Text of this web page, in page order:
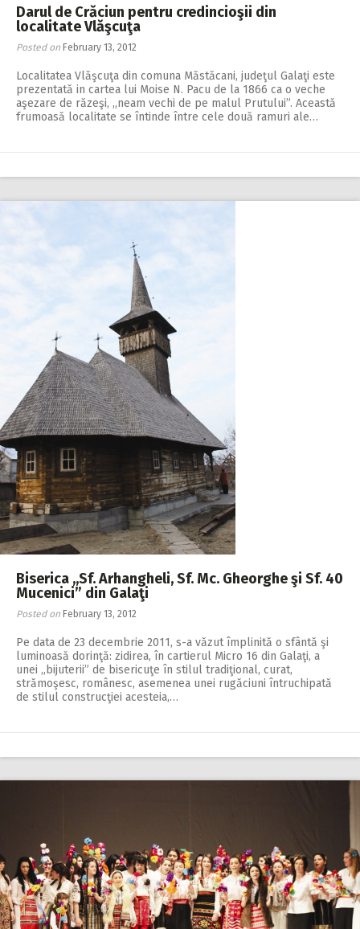
Darul de Crăciun pentru credincioşii din
localitate Vlăşcuţa
Posted on February 13, 2012
Localitatea Vlăşcuţa din comuna Măstăcani, judeţul Galaţi este
prezentată in cartea lui Moise N. Pacu de la 1866 ca o veche
aşezare de răzeşi, ,,neam vechi de pe malul Prutului”. Această
frumoasă localitate se întinde între cele două ramuri ale…
Biserica ,,Sf. Arhangheli, Sf. Mc. Gheorghe şi Sf. 40
Mucenici” din Galaţi
Posted on February 13, 2012
Pe data de 23 decembrie 2011, s-a văzut împlinită o sfântă şi
luminoasă dorinţă: zidirea, în cartierul Micro 16 din Galaţi, a
unei ,,bijuterii” de bisericuţe în stilul tradiţional, curat,
strămoşesc, românesc, asemenea unei rugăciuni întruchipată
de stilul construcţiei acesteia,…